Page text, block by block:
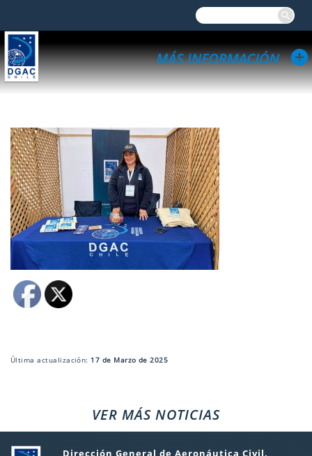
Última actualización: 17 de Marzo de 2025
VER MÁS NOTICIAS
Dirección General de Aeronáutica Civil,